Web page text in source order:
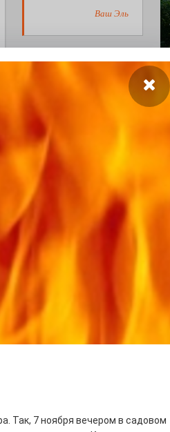
Ваш Эль
Так, 7 ноября вечером в садовом